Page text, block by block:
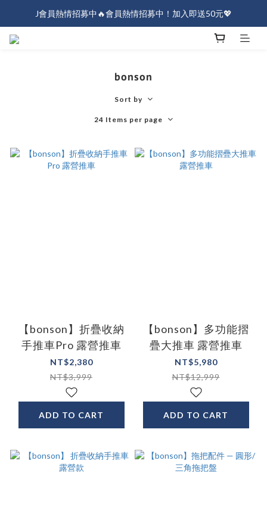
J會員熱情招募中🔥會員熱情招募中！加入即送50元💖
J會員熱情招募中🔥會員熱情招募中！加入即送50元💖
bonson
Sort by
24 Items per page
【bonson】折疊收納
手推車Pro 露營推車
NT$2,380
NT$3,999
ADD TO CART
【bonson】多功能摺
疊大推車 露營推車
NT$5,980
NT$12,999
ADD TO CART